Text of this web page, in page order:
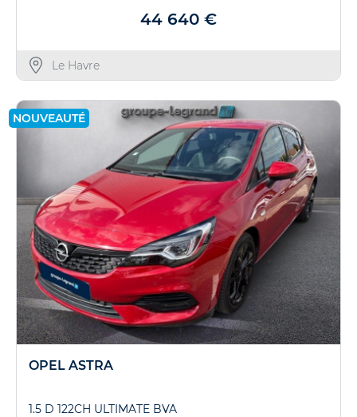
44 640 €
Le Havre
NOUVEAUTÉ
OPEL ASTRA
1.5 D 122CH ULTIMATE BVA